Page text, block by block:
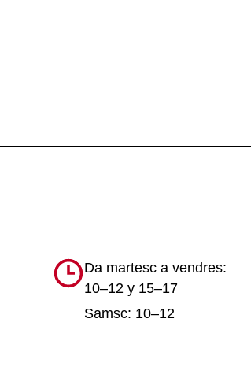
Da martesc a vendres:
10–12 y 15–17
Samsc: 10–12